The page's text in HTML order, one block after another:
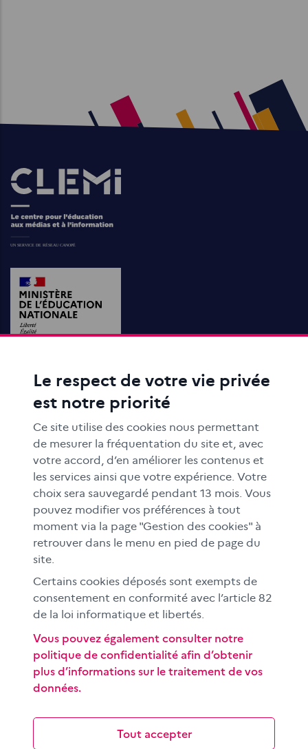
Images
ACTIONS ÉDUCATIVES
FORMATION
RESSOURCES
MÉDIAS SCOLAIRES
FAMILLES
Le CLEMI
En académies
À l'international
CLEMI sup
Espace presse
Si vous souhaitez vous abonner gratuitement à la lettre
d'information mensuelle du CLEMI, cliquezici →
Le respect de votre vie privée
est notre priorité
Ce site utilise des cookies nous permettant
de mesurer la fréquentation du site et, avec
votre accord, d’en améliorer les contenus et
les services ainsi que votre expérience. Votre
choix sera sauvegardé pendant 13 mois. Vous
pouvez modifier vos préférences à tout
moment via la page "Gestion des cookies" à
retrouver dans le menu en pied de page du
site.
Certains cookies déposés sont exempts de
consentement en conformité avec l’article 82
de la loi informatique et libertés.
Tout accepter
Vous pouvez également consulter notre
politique de confidentialité afin d’obtenir
plus d’informations sur le traitement de vos
données.